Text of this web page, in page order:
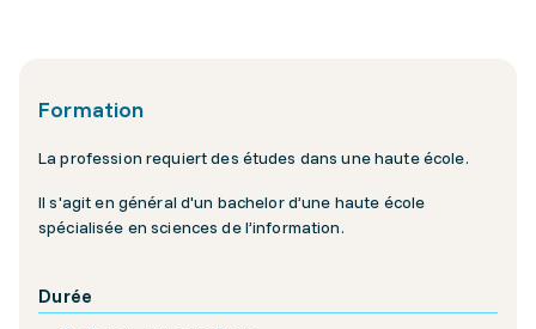
Formation
La profession requiert des études dans une haute école.
Il s'agit en général d'un bachelor d’une haute école
spécialisée en sciences de l’information.
Durée